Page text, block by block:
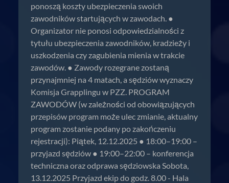
ponoszą koszty ubezpieczenia swoich
zawodników startujących w zawodach. ●
Organizator nie ponosi odpowiedzialności z
tytułu ubezpieczenia zawodników, kradzieży i
uszkodzenia czy zagubienia mienia w trakcie
zawodów. ● Zawody rozegrane zostaną
przynajmniej na 4 matach, a sędziów wyznaczy
Komisja Grapplingu w PZZ. PROGRAM
ZAWODÓW (w zależności od obowiązujących
przepisów program może ulec zmianie, aktualny
program zostanie podany po zakończeniu
rejestracji): Piątek, 12.12.2025 ● 18:00–19:00 –
przyjazd sędziów ● 19:00–22:00 – konferencja
techniczna oraz odprawa sędziowska Sobota,
13.12.2025 Przyjazd ekip do godz. 8.00 - Hala